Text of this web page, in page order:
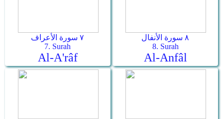
٧ سورة الأعراف
7. Surah
Al-A'râf
٨ سورة الأنفال
8. Surah
Al-Anfâl